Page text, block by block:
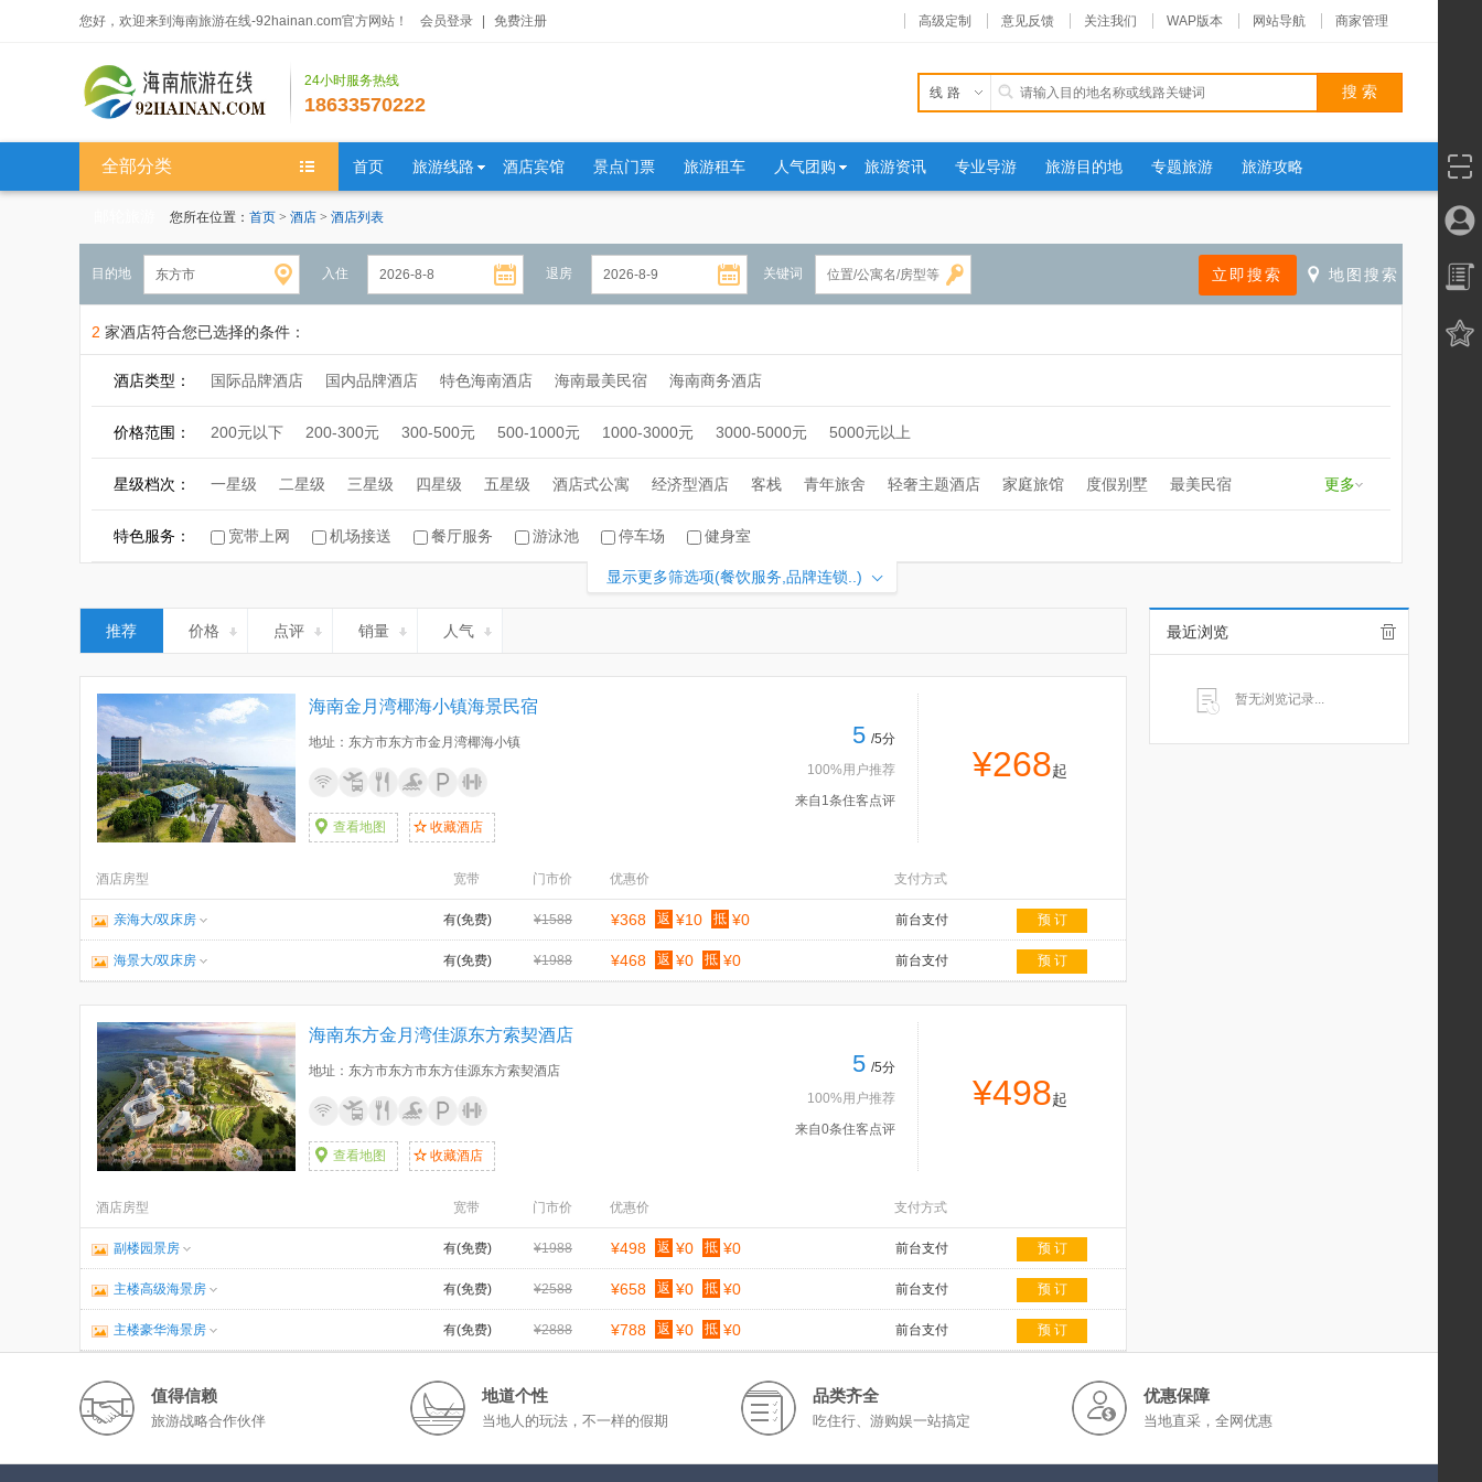
您好，欢迎来到海南旅游在线-92hainan.com官方网站！ 会员登录 免费注册 高级定制 意见反馈 关注我们 WAP版本 网站导航 商家管理
24小时服务热线
18633570222
线路
全部分类 首页 旅游线路 酒店宾馆 景点门票 旅游租车 人气团购 旅游资讯 专业导游 旅游目的地 专题旅游 旅游攻略
您所在位置： 首页 > 酒店 > 酒店列表
目的地 入住 退房 关键词
2 家酒店符合您已选择的条件：
酒店类型： 国际品牌酒店 国内品牌酒店 特色海南酒店 海南最美民宿 海南商务酒店
价格范围： 200元以下 200-300元 300-500元 500-1000元 1000-3000元 3000-5000元 5000元以上
星级档次： 一星级 二星级 三星级 四星级 五星级 酒店式公寓 经济型酒店 客栈 青年旅舍 轻奢主题酒店 家庭旅馆 度假别墅 最美民宿
康养酒店
更多
特色服务： 宽带上网 机场接送 餐厅服务 游泳池 停车场 健身室
显示更多筛选项(餐饮服务,品牌连锁..)
推荐 价格 点评 销量 人气
海南金月湾椰海小镇海景民宿
地址：东方市东方市金月湾椰海小镇
查看地图 收藏酒店
5 /5分
100%用户推荐
来自1条住客点评
¥268起
酒店房型 宽带 门市价 优惠价 支付方式
亲海大/双床房 有(免费) ¥1588 ¥368 返 ¥10 抵 ¥0 前台支付 预 订
海景大/双床房 有(免费) ¥1988 ¥468 返 ¥0 抵 ¥0 前台支付 预 订
海南东方金月湾佳源东方索契酒店
地址：东方市东方市东方佳源东方索契酒店
查看地图 收藏酒店
5 /5分
100%用户推荐
来自0条住客点评
¥498起
酒店房型 宽带 门市价 优惠价 支付方式
副楼园景房 有(免费) ¥1988 ¥498 返 ¥0 抵 ¥0 前台支付 预 订
主楼高级海景房 有(免费) ¥2588 ¥658 返 ¥0 抵 ¥0 前台支付 预 订
主楼豪华海景房 有(免费) ¥2888 ¥788 返 ¥0 抵 ¥0 前台支付 预 订
最近浏览
暂无浏览记录...
值得信赖
旅游战略合作伙伴
地道个性
当地人的玩法，不一样的假期
品类齐全
吃住行、游购娱一站搞定
优惠保障
当地直采，全网优惠